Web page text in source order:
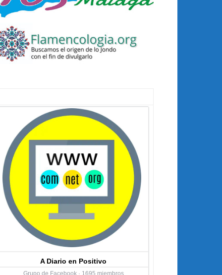
A Diario en Positivo
Grupo de Facebook · 1695 miembros